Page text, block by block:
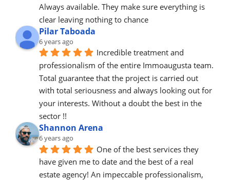
Always available. They make sure everything is
clear leaving nothing to chance
Pilar Taboada
6 years ago
Incredible treatment and
professionalism of the entire Immoaugusta team.
Total guarantee that the project is carried out
with total seriousness and always looking out for
your interests. Without a doubt the best in the
sector !!
Shannon Arena
6 years ago
One of the best services they
have given me to date and the best of a real
estate agency! An impeccable professionalism,